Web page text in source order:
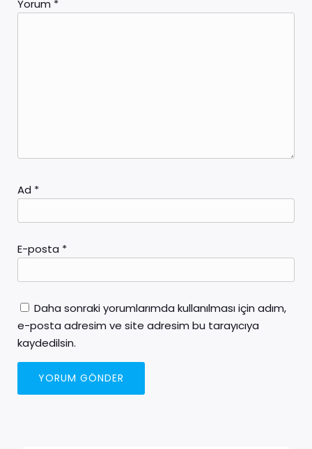
Yorum *
Ad *
E-posta *
Daha sonraki yorumlarımda kullanılması için adım,
e-posta adresim ve site adresim bu tarayıcıya
kaydedilsin.